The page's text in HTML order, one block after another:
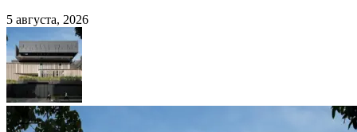
5 августа, 2026